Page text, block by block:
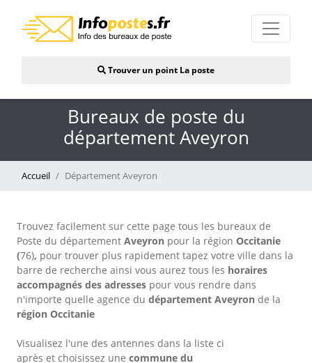
Trouver un point La poste
Bureaux de poste du
département Aveyron
Accueil Département Aveyron
Trouvez facilement sur cette page tous les bureaux de
Poste du département Aveyron pour la région Occitanie
(76), pour trouver plus rapidement tapez votre ville dans la
barre de recherche ainsi vous aurez tous les horaires
accompagnés des adresses pour vous rendre dans
n'importe quelle agence du département Aveyron de la
région Occitanie
Visualisez l'une des antennes dans la liste ci
après et choisissez une commune du